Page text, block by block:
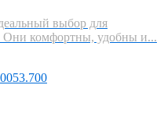
выбор для
Они комфортны, удобны и...